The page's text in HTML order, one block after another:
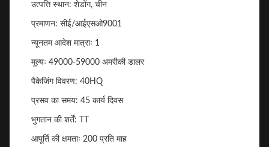
उत्पत्ति स्थान: शेडोंग, चीन
प्रमाणन: सीई/आईएसओ9001
न्यूनतम आदेश मात्राः 1
मूल्यः 49000-59000 अमरीकी डालर
पैकेजिंग विवरण: 40HQ
प्रसव का समय: 45 कार्य दिवस
भुगतान की शर्तें: TT
आपूर्ति की क्षमताः 200 प्रति माह